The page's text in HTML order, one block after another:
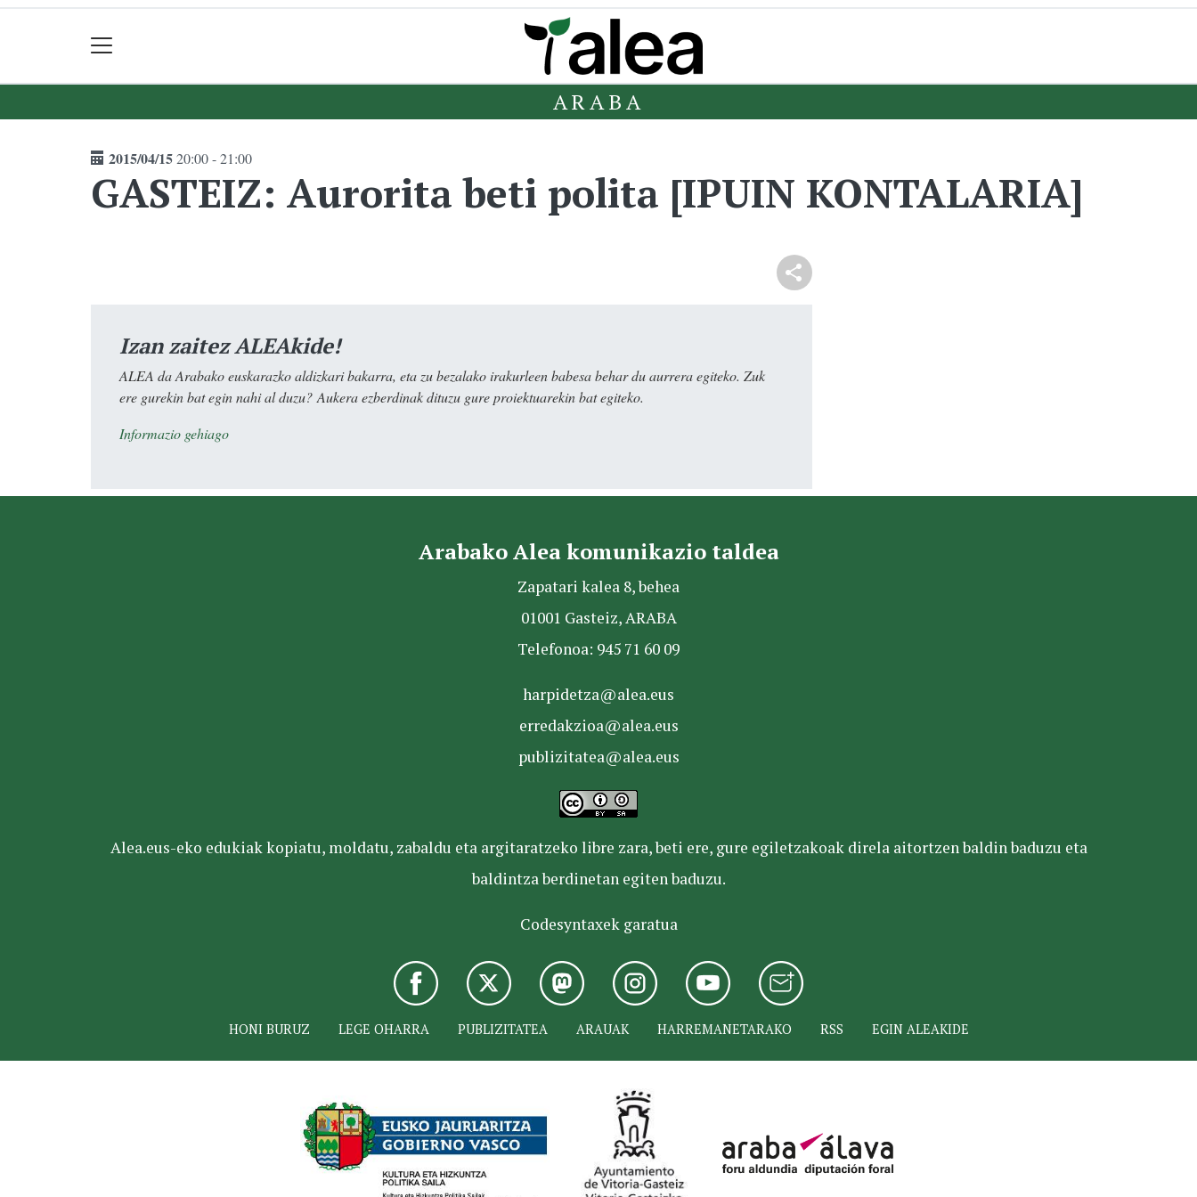
ARABA
2015/04/1520:00 - 21:00
GASTEIZ: Aurorita beti polita [IPUIN KONTALARIA]
Izan zaitez ALEAkide!
ALEA da Arabako euskarazko aldizkari bakarra, eta zu bezalako irakurleen babesa behar du aurrera egiteko. Zuk
ere gurekin bat egin nahi al duzu? Aukera ezberdinak dituzu gure proiektuarekin bat egiteko.
Informazio gehiago
Arabako Alea komunikazio taldea
Zapatari kalea 8, behea
01001 Gasteiz, ARABA
Telefonoa: 945 71 60 09
harpidetza@alea.eus
erredakzioa@alea.eus
publizitatea@alea.eus
Alea.eus-eko edukiak kopiatu, moldatu, zabaldu eta argitaratzeko libre zara, beti ere, gure egiletzakoak direla aitortzen baldin baduzu eta
baldintza berdinetan egiten baduzu.
Codesyntaxek garatua
HONI BURUZ LEGE OHARRA PUBLIZITATEA ARAUAK HARREMANETARAKO RSS EGIN ALEAKIDE